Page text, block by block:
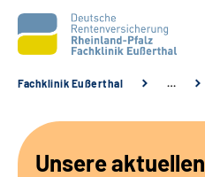
Unsere Angebote
Fachklinik Eußerthal …
Unsere aktuellen